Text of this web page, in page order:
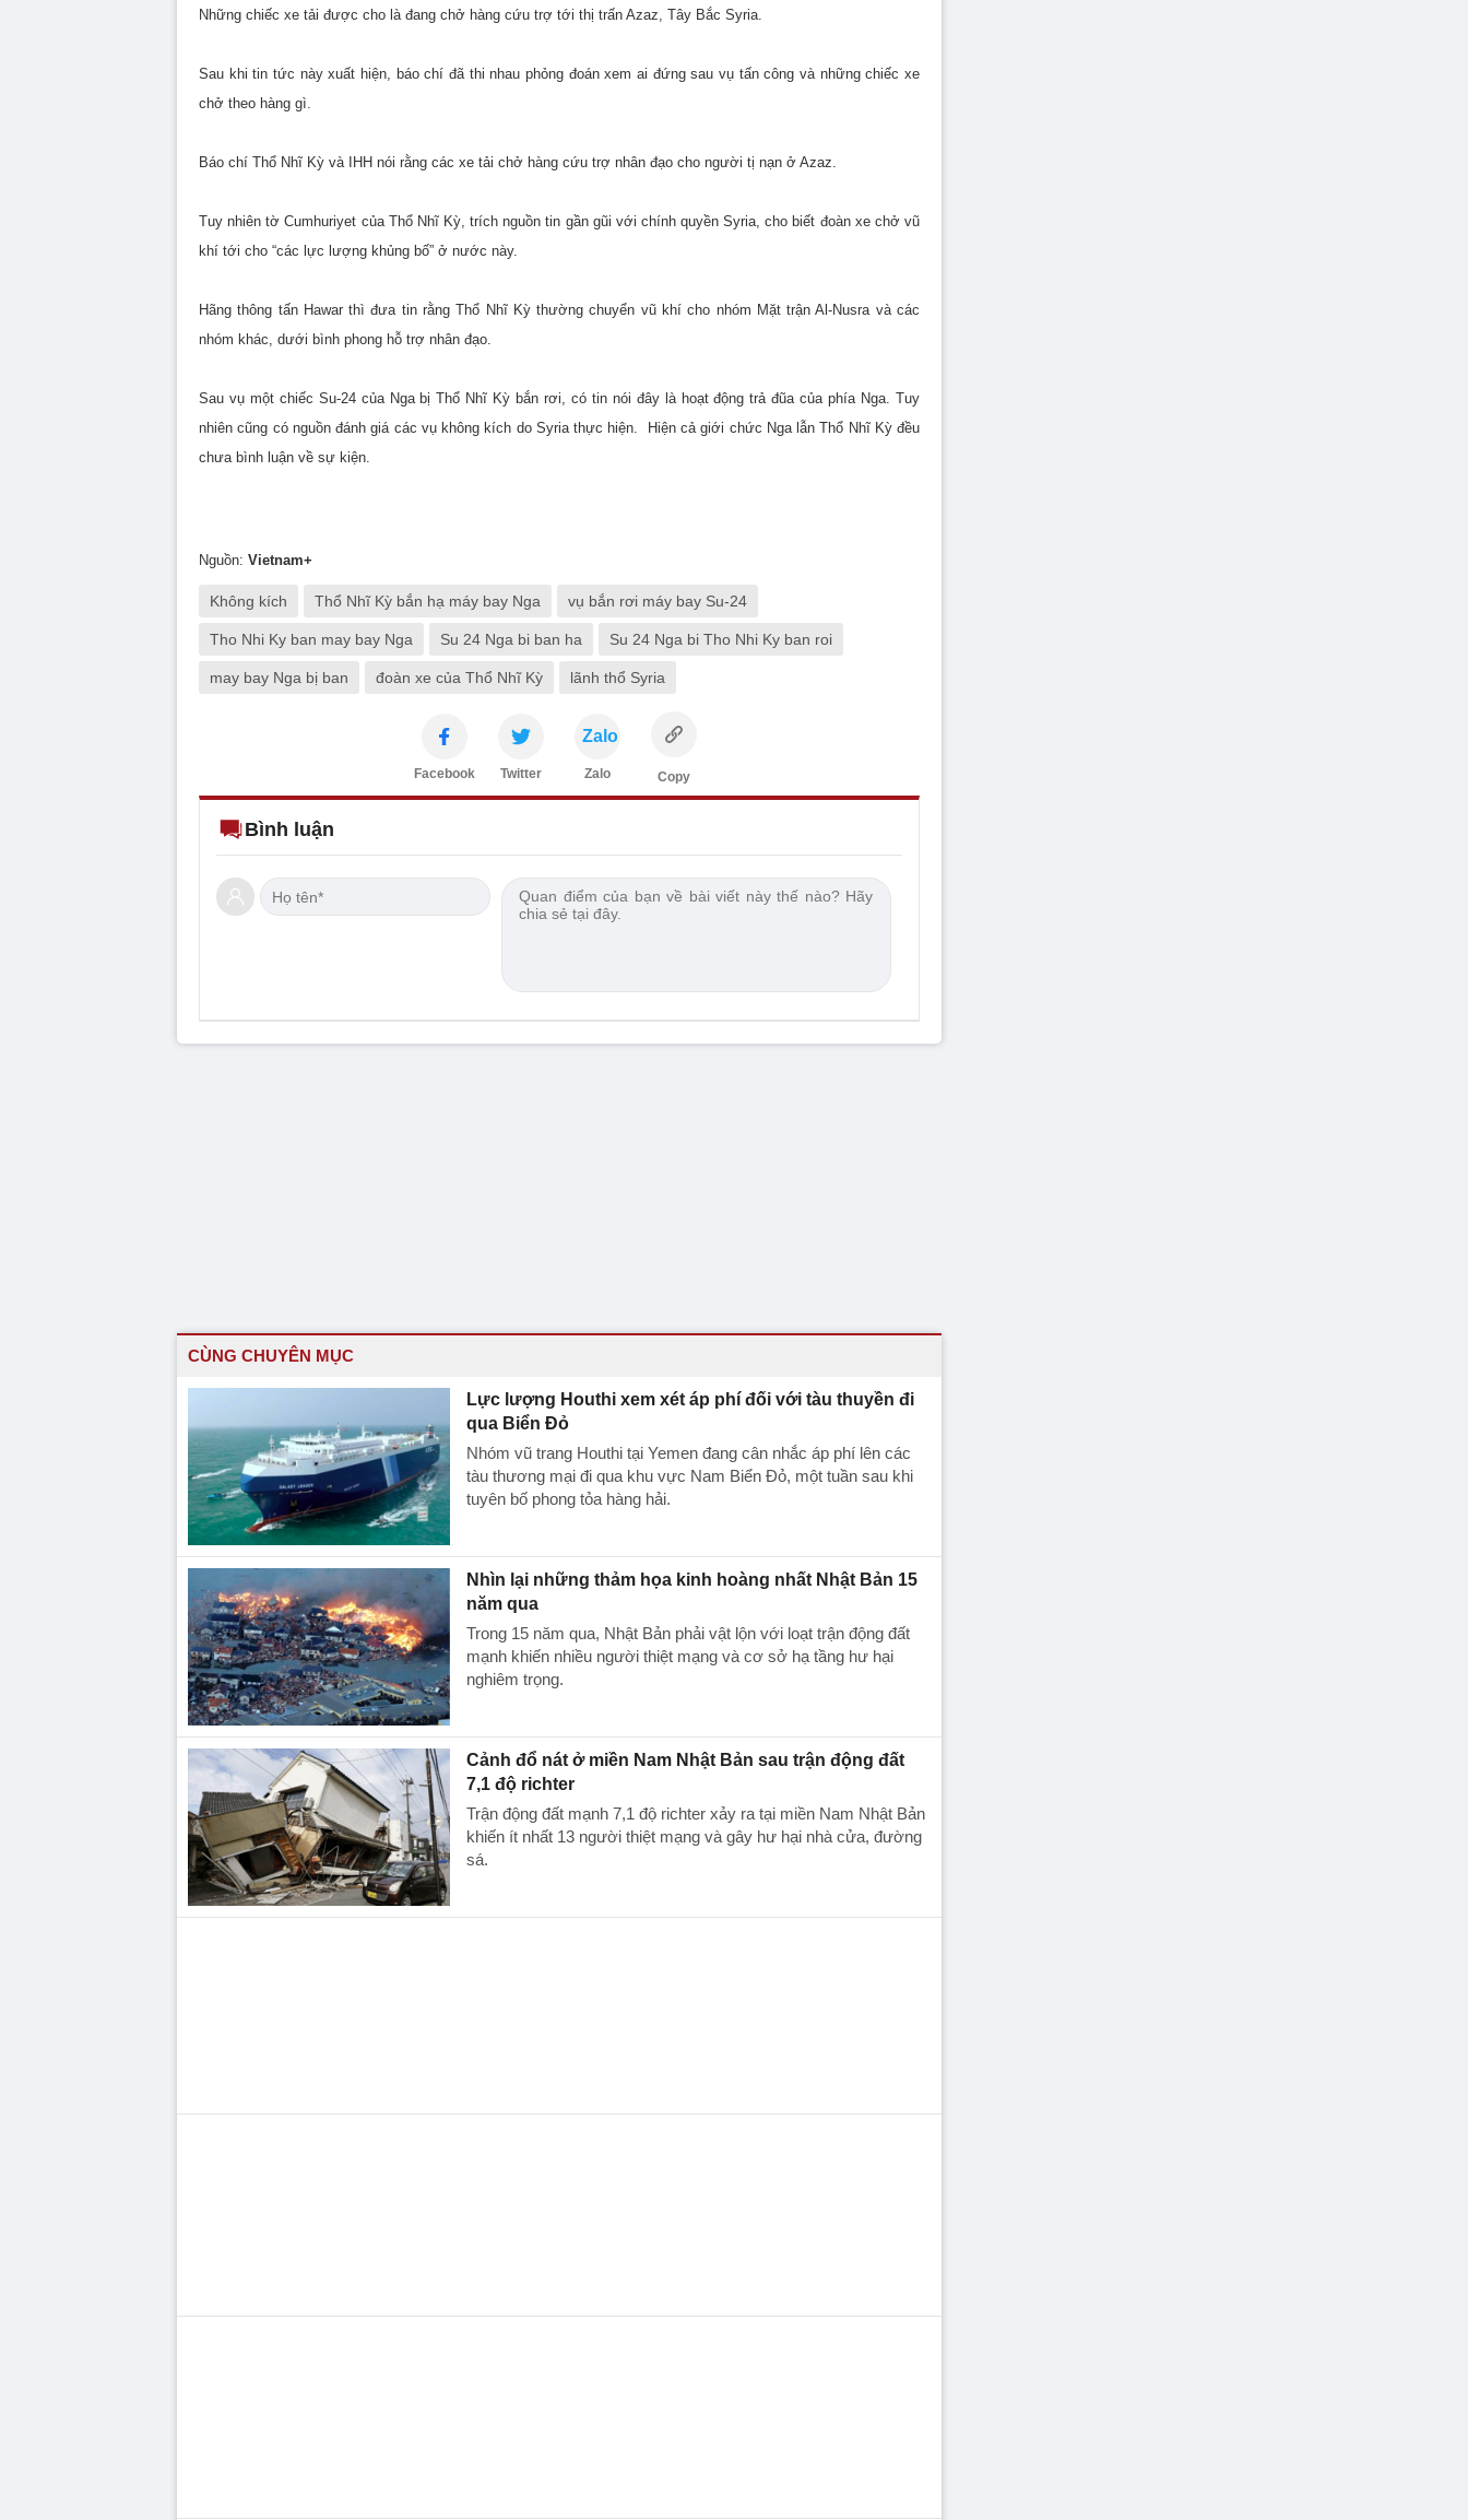
Những chiếc xe tải được cho là đang chở hàng cứu trợ tới thị trấn Azaz, Tây Bắc Syria.
Sau khi tin tức này xuất hiện, báo chí đã thi nhau phỏng đoán xem ai đứng sau vụ tấn công và những chiếc xe
chở theo hàng gì.
Báo chí Thổ Nhĩ Kỳ và IHH nói rằng các xe tải chở hàng cứu trợ nhân đạo cho người tị nạn ở Azaz.
Tuy nhiên tờ Cumhuriyet của Thổ Nhĩ Kỳ, trích nguồn tin gần gũi với chính quyền Syria, cho biết đoàn xe chở vũ
khí tới cho “các lực lượng khủng bố” ở nước này.
Hãng thông tấn Hawar thì đưa tin rằng Thổ Nhĩ Kỳ thường chuyển vũ khí cho nhóm Mặt trận Al-Nusra và các
nhóm khác, dưới bình phong hỗ trợ nhân đạo.
Sau vụ một chiếc Su-24 của Nga bị Thổ Nhĩ Kỳ bắn rơi, có tin nói đây là hoạt động trả đũa của phía Nga. Tuy
nhiên cũng có nguồn đánh giá các vụ không kích do Syria thực hiện. Hiện cả giới chức Nga lẫn Thổ Nhĩ Kỳ đều
chưa bình luận về sự kiện.
Nguồn: Vietnam+
Không kích Thổ Nhĩ Kỳ bắn hạ máy bay Nga vụ bắn rơi máy bay Su-24
Tho Nhi Ky ban may bay Nga Su 24 Nga bi ban ha Su 24 Nga bi Tho Nhi Ky ban roi
may bay Nga bị ban đoàn xe của Thổ Nhĩ Kỳ lãnh thổ Syria
Facebook Twitter
Zalo
Zalo Copy
Bình luận
CÙNG CHUYÊN MỤC
Lực lượng Houthi xem xét áp phí đối với tàu thuyền đi
qua Biển Đỏ
Nhóm vũ trang Houthi tại Yemen đang cân nhắc áp phí lên các
tàu thương mại đi qua khu vực Nam Biển Đỏ, một tuần sau khi
tuyên bố phong tỏa hàng hải.
Nhìn lại những thảm họa kinh hoàng nhất Nhật Bản 15
năm qua
Trong 15 năm qua, Nhật Bản phải vật lộn với loạt trận động đất
mạnh khiến nhiều người thiệt mạng và cơ sở hạ tầng hư hại
nghiêm trọng.
Cảnh đổ nát ở miền Nam Nhật Bản sau trận động đất
7,1 độ richter
Trận động đất mạnh 7,1 độ richter xảy ra tại miền Nam Nhật Bản
khiến ít nhất 13 người thiệt mạng và gây hư hại nhà cửa, đường
sá.